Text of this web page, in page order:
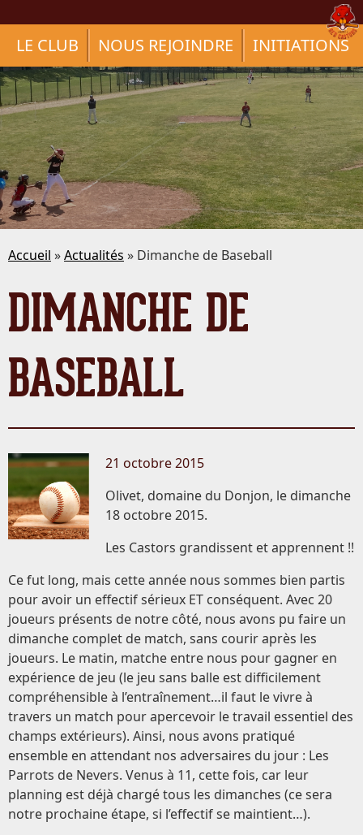
LE CLUB NOUS REJOINDRE INITIATIONS
Accueil »Actualités » Dimanche de Baseball
DIMANCHE DE
BASEBALL
21 octobre 2015
Olivet, domaine du Donjon, le dimanche
18 octobre 2015.
Les Castors grandissent et apprennent !!
Ce fut long, mais cette année nous sommes bien partis
pour avoir un effectif sérieux ET conséquent. Avec 20
joueurs présents de notre côté, nous avons pu faire un
dimanche complet de match, sans courir après les
joueurs. Le matin, matche entre nous pour gagner en
expérience de jeu (le jeu sans balle est difficilement
compréhensible à l’entraînement…il faut le vivre à
travers un match pour apercevoir le travail essentiel des
champs extérieurs). Ainsi, nous avons pratiqué
ensemble en attendant nos adversaires du jour : Les
Parrots de Nevers. Venus à 11, cette fois, car leur
planning est déjà chargé tous les dimanches (ce sera
notre prochaine étape, si l’effectif se maintient…).